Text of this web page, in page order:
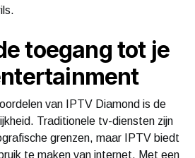
toegang tot je
van IPTV Diamond is de
Traditionele tv-diensten zijn
grenzen, maar IPTV biedt
te maken van internet. Met een